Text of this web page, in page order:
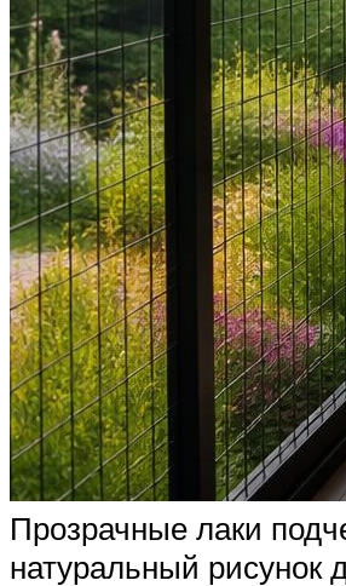
Прозрачные лаки
натуральный рисунок